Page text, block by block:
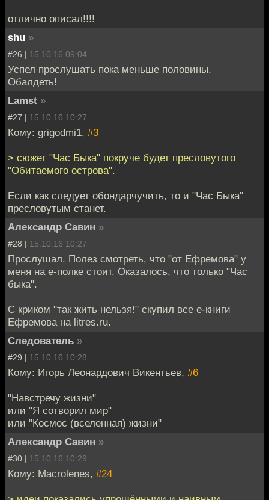
отлично описал!!!!
shu »
#26 | 15.10.16 09:04
Успел прослушать пока меньше половины.
Обалдеть!
Lamst »
#27 | 15.10.16 10:27
Кому: grigodmi1, #3
> сюжет "Час Быка" покруче будет пресловутого
"Обитаемого острова".
Если как следует обондарчучить, то и "Час Быка"
пресловутым станет.
Александр Савин »
#28 | 15.10.16 10:27
Прослушал. Полез смотреть, что "от Ефремова" у
меня на е-полке стоит. Оказалось, что только "Час
быка".
С криком "так жить нельзя!" скупил все е-книги
Ефремова на litres.ru.
Следователь »
#29 | 15.10.16 10:28
Кому: Игорь Леонардович Викентьев, #6
"Навстречу жизни"
или "Я сотворил мир"
или "Космос (вселенная) жизни"
Александр Савин »
#30 | 15.10.16 10:29
Кому: Macrolenes, #24